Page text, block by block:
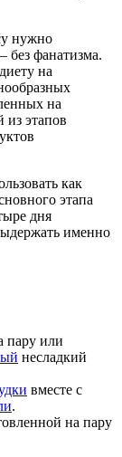
нужно
без фанатизма.
на
на
этапов
как
этапа
дня
именно
пару или
несладкий
вместе с
.
на пару